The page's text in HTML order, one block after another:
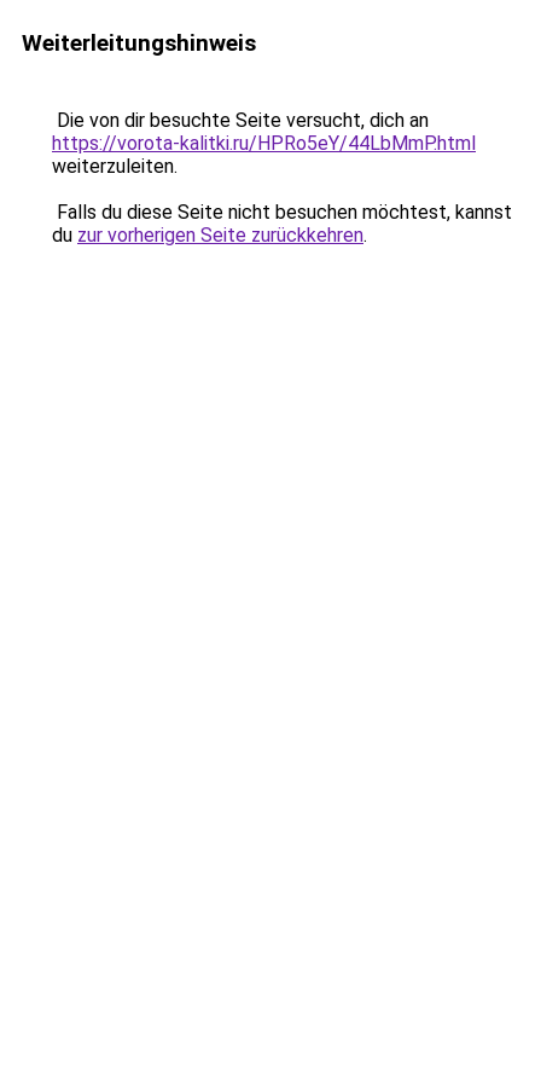
Weiterleitungshinweis
Die von dir besuchte Seite versucht, dich an
https://vorota-kalitki.ru/HPRo5eY/44LbMmP.html
weiterzuleiten.
Falls du diese Seite nicht besuchen möchtest, kannst
du zur vorherigen Seite zurückkehren.